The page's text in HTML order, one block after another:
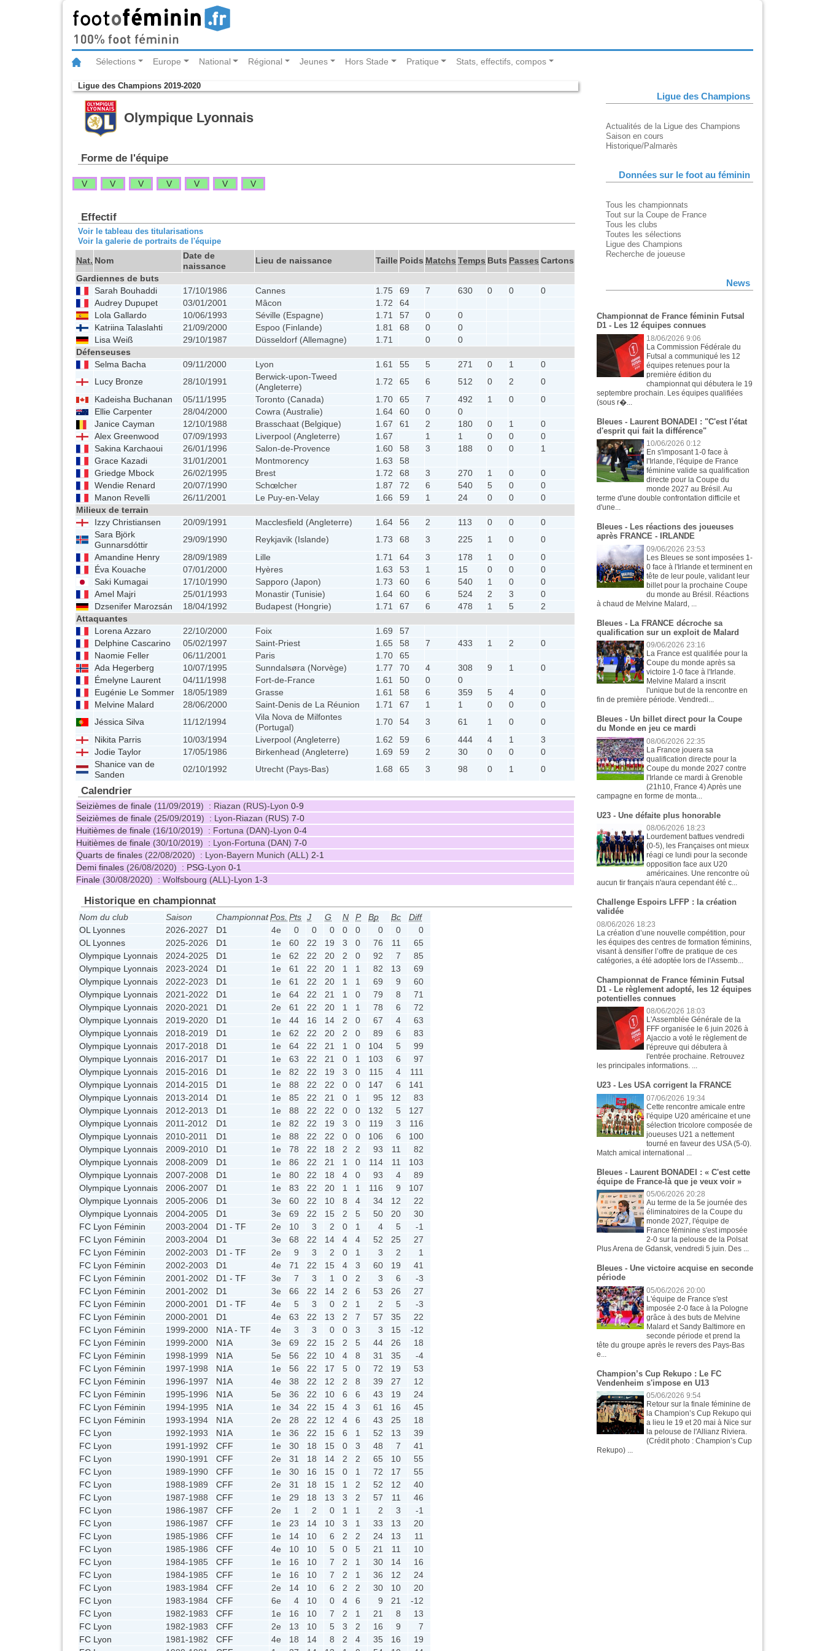
Sélections Europe National Régional Jeunes Hors Stade Pratique Stats, effectifs, compos
Ligue des Champions 2019-2020
Olympique Lyonnais
Forme de l'équipe
V V V V V V V
Effectif
Voir le tableau des titularisations
Voir la galerie de portraits de l'équipe
Nat. Nom
Date de
naissance
Lieu de naissance Taille Poids Matchs Temps Buts Passes Cartons
Gardiennes de buts
Sarah Bouhaddi
17/10/1986 Cannes 1.75 69 7 630 0 0
0
Audrey Dupupet
03/01/2001 Mâcon 1.72
64
Lola Gallardo
10/06/1993 Séville (Espagne) 1.71 57 0
0
Katriina Talaslahti
21/09/2000 Espoo (Finlande) 1.81 68 0
0
Lisa Weiß
29/10/1987 Düsseldorf (Allemagne) 1.71 0
0
Défenseuses
Selma Bacha
09/11/2000 Lyon 1.61 55 5 271 0 1
0
Lucy Bronze
28/10/1991
Berwick-upon-Tweed
(Angleterre)
1.72 65 6 512 0 2
0
Kadeisha Buchanan
05/11/1995 Toronto (Canada) 1.70 65 7 492 1 0
0
Ellie Carpenter
28/04/2000 Cowra (Australie) 1.64 60 0
0
Janice Cayman
12/10/1988 Brasschaat (Belgique) 1.67 61 2 180 0 1
0
Alex Greenwood
07/09/1993 Liverpool (Angleterre) 1.67 1 1 0 0
0
Sakina Karchaoui
26/01/1996 Salon-de-Provence 1.60 58 3 188 0 0
1
Grace Kazadi
31/01/2001 Montmorency 1.63
58
Griedge Mbock
26/02/1995 Brest 1.72 68 3 270 1 0
0
Wendie Renard
20/07/1990 Schœlcher 1.87 72 6 540 5 0
0
Manon Revelli
26/11/2001 Le Puy-en-Velay 1.66 59 1 24 0 0
0
Milieux de terrain
Izzy Christiansen
20/09/1991 Macclesfield (Angleterre) 1.64 56 2 113 0 0
0
Sara Björk
Gunnarsdóttir
29/09/1990 Reykjavik (Islande) 1.73 68 3 225 1 0
0
Amandine Henry
28/09/1989 Lille 1.71 64 3 178 1 0
0
Éva Kouache
07/01/2000 Hyères 1.63 53 1 15 0 0
0
Saki Kumagai
17/10/1990 Sapporo (Japon) 1.73 60 6 540 1 0
0
Amel Majri
25/01/1993 Monastir (Tunisie) 1.64 60 6 524 2 3
0
Dzsenifer Marozsán
18/04/1992 Budapest (Hongrie) 1.71 67 6 478 1 5
2
Attaquantes
Lorena Azzaro
22/10/2000 Foix 1.69
57
Delphine Cascarino
05/02/1997 Saint-Priest 1.65 58 7 433 1 2
0
Naomie Feller
06/11/2001 Paris 1.70
65
Ada Hegerberg
10/07/1995 Sunndalsøra (Norvège) 1.77 70 4 308 9 1
0
Émelyne Laurent
04/11/1998 Fort-de-France 1.61 50 0
0
Eugénie Le Sommer
18/05/1989 Grasse 1.61 58 6 359 5 4
0
Melvine Malard
28/06/2000 Saint-Denis de La Réunion 1.71 67 1 1 0 0
0
Jéssica Silva
11/12/1994
Vila Nova de Milfontes
(Portugal)
1.70 54 3 61 1 0
0
Nikita Parris
10/03/1994 Liverpool (Angleterre) 1.62 59 6 444 4 1
3
Jodie Taylor
17/05/1986 Birkenhead (Angleterre) 1.69 59 2 30 0 0
0
Shanice van de
Sanden
02/10/1992 Utrecht (Pays-Bas) 1.68 65 3 98 0 1 0
Calendrier
Seizièmes de finale (11/09/2019) : Riazan (RUS)-Lyon 0-9
Seizièmes de finale (25/09/2019) : Lyon-Riazan (RUS) 7-0
Huitièmes de finale (16/10/2019) : Fortuna (DAN)-Lyon 0-4
Huitièmes de finale (30/10/2019) : Lyon-Fortuna (DAN) 7-0
Quarts de finales (22/08/2020) : Lyon-Bayern Munich (ALL) 2-1
Demi finales (26/08/2020) : PSG-Lyon 0-1
Finale (30/08/2020) : Wolfsbourg (ALL)-Lyon 1-3
Historique en championnat
Nom du club Saison ChampionnatPos. Pts J G N P Bp Bc
Diff
OL Lyonnes
2026-2027 D1 4e 0 0 0 0 0 0 0
0
OL Lyonnes
2025-2026 D1 1e 60 22 19 3 0 76 11
65
Olympique Lyonnais
2024-2025 D1 1e 62 22 20 2 0 92 7
85
Olympique Lyonnais
2023-2024 D1 1e 61 22 20 1 1 82 13
69
Olympique Lyonnais
2022-2023 D1 1e 61 22 20 1 1 69 9
60
Olympique Lyonnais
2021-2022 D1 1e 64 22 21 1 0 79 8
71
Olympique Lyonnais
2020-2021 D1 2e 61 22 20 1 1 78 6
72
Olympique Lyonnais
2019-2020 D1 1e 44 16 14 2 0 67 4
63
Olympique Lyonnais
2018-2019 D1 1e 62 22 20 2 0 89 6
83
Olympique Lyonnais
2017-2018 D1 1e 64 22 21 1 0 104 5
99
Olympique Lyonnais
2016-2017 D1 1e 63 22 21 0 1 103 6
97
Olympique Lyonnais
2015-2016 D1 1e 82 22 19 3 0 115 4
111
Olympique Lyonnais
2014-2015 D1 1e 88 22 22 0 0 147 6
141
Olympique Lyonnais
2013-2014 D1 1e 85 22 21 0 1 95 12
83
Olympique Lyonnais
2012-2013 D1 1e 88 22 22 0 0 132 5
127
Olympique Lyonnais
2011-2012 D1 1e 82 22 19 3 0 119 3
116
Olympique Lyonnais
2010-2011 D1 1e 88 22 22 0 0 106 6
100
Olympique Lyonnais
2009-2010 D1 1e 78 22 18 2 2 93 11
82
Olympique Lyonnais
2008-2009 D1 1e 86 22 21 1 0 114 11
103
Olympique Lyonnais
2007-2008 D1 1e 80 22 18 4 0 93 4
89
Olympique Lyonnais
2006-2007 D1 1e 83 22 20 1 1 116 9
107
Olympique Lyonnais
2005-2006 D1 3e 60 22 10 8 4 34 12
22
Olympique Lyonnais
2004-2005 D1 3e 69 22 15 2 5 50 20
30
FC Lyon Féminin
2003-2004 D1 - TF 2e 10 3 2 0 1 4 5
-1
FC Lyon Féminin
2003-2004 D1 3e 68 22 14 4 4 52 25
27
FC Lyon Féminin
2002-2003 D1 - TF 2e 9 3 2 0 1 3 2
1
FC Lyon Féminin
2002-2003 D1 4e 71 22 15 4 3 60 19
41
FC Lyon Féminin
2001-2002 D1 - TF 3e 7 3 1 0 2 3 6
-3
FC Lyon Féminin
2001-2002 D1 3e 66 22 14 2 6 53 26
27
FC Lyon Féminin
2000-2001 D1 - TF 4e 5 3 0 2 1 2 5
-3
FC Lyon Féminin
2000-2001 D1 4e 63 22 13 2 7 57 35
22
FC Lyon Féminin
1999-2000 N1A - TF 4e 3 3 0 0 3 3 15
-12
FC Lyon Féminin
1999-2000 N1A 3e 69 22 15 2 5 44 26
18
FC Lyon Féminin
1998-1999 N1A 5e 56 22 10 4 8 31 35
-4
FC Lyon Féminin
1997-1998 N1A 1e 56 22 17 5 0 72 19
53
FC Lyon Féminin
1996-1997 N1A 4e 38 22 12 2 8 39 27
12
FC Lyon Féminin
1995-1996 N1A 5e 36 22 10 6 6 43 19
24
FC Lyon Féminin
1994-1995 N1A 1e 34 22 15 4 3 61 16
45
FC Lyon Féminin
1993-1994 N1A 2e 28 22 12 4 6 43 25
18
FC Lyon
1992-1993 N1A 1e 36 22 15 6 1 52 13
39
FC Lyon
1991-1992 CFF 1e 30 18 15 0 3 48 7
41
FC Lyon
1990-1991 CFF 2e 31 18 14 2 2 65 10
55
FC Lyon
1989-1990 CFF 1e 30 16 15 0 1 72 17
55
FC Lyon
1988-1989 CFF 2e 31 18 15 1 2 52 12
40
FC Lyon
1987-1988 CFF 1e 29 18 13 3 2 57 11
46
FC Lyon
1986-1987 CFF 2e 1 2 0 1 1 2 3
-1
FC Lyon
1986-1987 CFF 1e 23 14 10 3 1 33 13
20
FC Lyon
1985-1986 CFF 1e 14 10 6 2 2 24 13
11
FC Lyon
1985-1986 CFF 4e 10 10 5 0 5 21 11
10
FC Lyon
1984-1985 CFF 1e 16 10 7 2 1 30 14
16
FC Lyon
1984-1985 CFF 1e 16 10 7 2 1 36 12
24
FC Lyon
1983-1984 CFF 2e 14 10 6 2 2 30 10
20
FC Lyon
1983-1984 CFF 6e 4 10 0 4 6 9 21
-12
FC Lyon
1982-1983 CFF 1e 16 10 7 2 1 21 8
13
FC Lyon
1982-1983 CFF 2e 13 10 5 3 2 16 9
7
FC Lyon
1981-1982 CFF 4e 18 14 8 2 4 35 16
19
Ligue des Champions
Actualités de la Ligue des Champions
Saison en cours
Historique/Palmarès
Données sur le foot au féminin
Tous les championnats
Tout sur la Coupe de France
Tous les clubs
Toutes les sélections
Ligue des Champions
Recherche de joueuse
News
Championnat de France féminin Futsal
D1 - Les 12 équipes connues
18/06/2026 9:06
La Commission Fédérale du
Futsal a communiqué les 12
équipes retenues pour la
première édition du
championnat qui débutera le 19
septembre prochain. Les équipes qualifiées
(sous r�...
Bleues - Laurent BONADEI : "C'est l'état
d'esprit qui fait la différence"
10/06/2026 0:12
En s'imposant 1-0 face à
l'Irlande, l'équipe de France
féminine valide sa qualification
directe pour la Coupe du
monde 2027 au Brésil. Au
terme d'une double confrontation difficile et
d'une...
Bleues - Les réactions des joueuses
après FRANCE - IRLANDE
09/06/2026 23:53
Les Bleues se sont imposées 1-
0 face à l'Irlande et terminent en
tête de leur poule, validant leur
billet pour la prochaine Coupe
du monde au Brésil. Réactions
à chaud de Melvine Malard, ...
Bleues - La FRANCE décroche sa
qualification sur un exploit de Malard
09/06/2026 23:16
La France est qualifiée pour la
Coupe du monde après sa
victoire 1-0 face à l'Irlande.
Melvine Malard a inscrit
l'unique but de la rencontre en
fin de première période. Vendredi...
Bleues - Un billet direct pour la Coupe
du Monde en jeu ce mardi
08/06/2026 22:35
La France jouera sa
qualification directe pour la
Coupe du monde 2027 contre
l'Irlande ce mardi à Grenoble
(21h10, France 4) Après une
campagne en forme de monta...
U23 - Une défaite plus honorable
08/06/2026 18:23
Lourdement battues vendredi
(0-5), les Françaises ont mieux
réagi ce lundi pour la seconde
opposition face aux U20
américaines. Une rencontre où
aucun tir français n'aura cependant été c...
Challenge Espoirs LFFP : la création
validée
08/06/2026 18:23
La création d’une nouvelle compétition, pour
les équipes des centres de formation féminins,
visant à densifier l’offre de pratique de ces
catégories, a été adoptée lors de l'Assemb...
Championnat de France féminin Futsal
D1 - Le règlement adopté, les 12 équipes
potentielles connues
08/06/2026 18:03
L'Assemblée Générale de la
FFF organisée le 6 juin 2026 à
Ajaccio a voté le règlement de
l'épreuve qui débutera à
l'entrée prochaine. Retrouvez
les principales informations. ...
U23 - Les USA corrigent la FRANCE
07/06/2026 19:34
Cette rencontre amicale entre
l'équipe U20 américaine et une
sélection tricolore composée de
joueuses U21 a nettement
tourné en faveur des USA (5-0).
Match amical international ...
Bleues - Laurent BONADEI : « C'est cette
équipe de France-là que je veux voir »
05/06/2026 20:28
Au terme de la 5e journée des
éliminatoires de la Coupe du
monde 2027, l'équipe de
France féminine s'est imposée
2-0 sur la pelouse de la Polsat
Plus Arena de Gdansk, vendredi 5 juin. Des ...
Bleues - Une victoire acquise en seconde
période
05/06/2026 20:00
L'équipe de France s'est
imposée 2-0 face à la Pologne
grâce à des buts de Melvine
Malard et Sandy Baltimore en
seconde période et prend la
tête du groupe après le revers des Pays-Bas
e...
Champion’s Cup Rekupo : Le FC
Vendenheim s'impose en U13
05/06/2026 9:54
Retour sur la finale féminine de
la Champion’s Cup Rekupo qui
a lieu le 19 et 20 mai à Nice sur
la pelouse de l'Allianz Riviera.
(Crédit photo : Champion’s Cup
Rekupo) ...